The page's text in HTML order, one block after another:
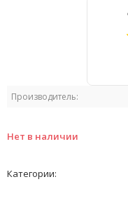
Производитель:
Нет в наличии
Категории: